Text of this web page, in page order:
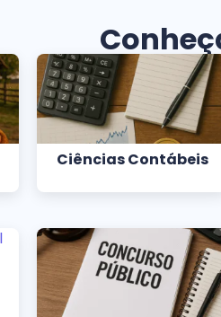
Ciências Contábeis